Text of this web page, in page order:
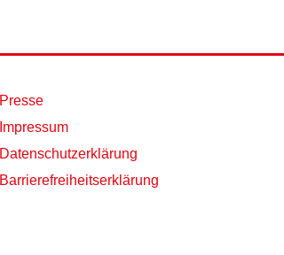
Presse
Impressum
Datenschutzerklärung
Barrierefreiheitserklärung